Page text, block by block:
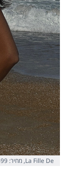
La Fille De, מחיר: 599 שקלים (צילום: יח"צ)